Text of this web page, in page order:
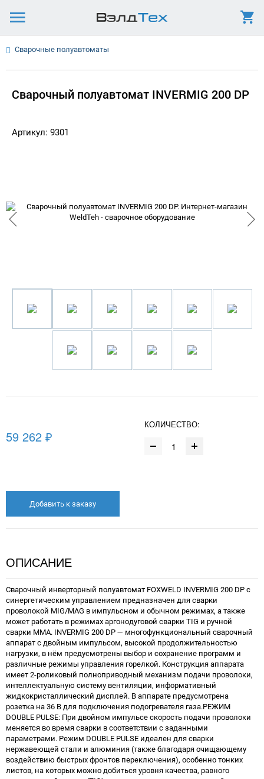
Сварочные полуавтоматы
Сварочный полуавтомат INVERMIG 200 DP
Артикул: 9301
59 262 ₽
КОЛИЧЕСТВО:
Добавить к заказу
ОПИСАНИЕ
Сварочный инверторный полуавтомат FOXWELD INVERMIG 200 DP с
синергетическим управлением предназначен для сварки
проволокой MIG/MAG в импульсном и обычном режимах, а также
может работать в режимах аргонодуговой сварки TIG и ручной
сварки ММА. INVERMIG 200 DP — многофункциональный сварочный
аппарат с двойным импульсом, высокой продолжительностью
нагрузки, в нём предусмотрены выбор и сохранение программ и
различные режимы управления горелкой. Конструкция аппарата
имеет 2-роликовый полноприводный механизм подачи проволоки,
интеллектуальную систему вентиляции, информативный
жидкокристаллический дисплей. В аппарате предусмотрена
розетка на 36 В для подключения подогревателя газа.РЕЖИМ
DOUBLE PULSE: При двойном импульсе скорость подачи проволоки
меняется во время сварки в соответствии с заданными
параметрами. Режим DOUBLE PULSE идеален для сварки
нержавеющей стали и алюминия (также благодаря очищающему
воздействию быстрых фронтов переключения), особенно тонких
листов, на которых можно добиться уровня качества, равного